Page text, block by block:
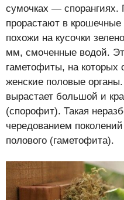
сумочках — спорангиях.
прорастают в
похожи на кусочки
мм, смоченные водой.
гаметофиты, на которых
женские половые
вырастает большой и
(спорофит). Такая
чередованием
полового (гаметофита).